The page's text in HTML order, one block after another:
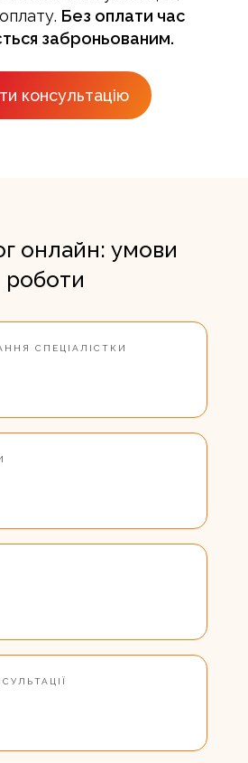
Без оплати час
заброньованим.
консультацію
онлайн: умови
роботи
СПЕЦІАЛІСТКИ